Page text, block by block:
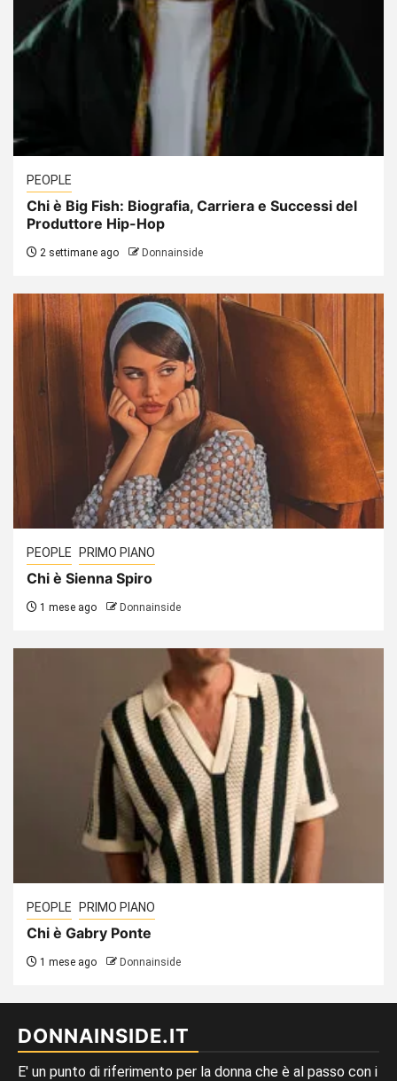
PEOPLE
Chi è Big Fish: Biografia, Carriera e Successi del
Produttore Hip-Hop
2 settimane ago Donnainside
PEOPLE PRIMO PIANO
Chi è Sienna Spiro
1 mese ago Donnainside
PEOPLE PRIMO PIANO
Chi è Gabry Ponte
1 mese ago Donnainside
DONNAINSIDE.IT
E' un punto di riferimento per la donna che è al passo con i